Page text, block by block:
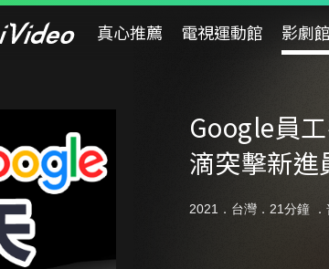
真心推薦 電視運動館 影劇
Google員
滴突擊新進
2021．台灣．21分鐘 ．